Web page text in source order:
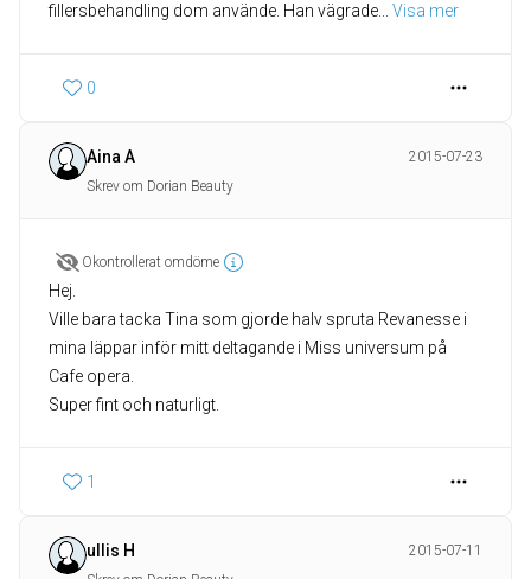
fillersbehandling dom använde. Han vägrade
Visa mer
0
Aina A
2015-07-23
Skrev om Dorian Beauty
Okontrollerat omdöme
Hej.
Ville bara tacka Tina som gjorde halv spruta Revanesse i
mina läppar inför mitt deltagande i Miss universum på
Cafe opera.
Super fint och naturligt.
1
ullis H
2015-07-11